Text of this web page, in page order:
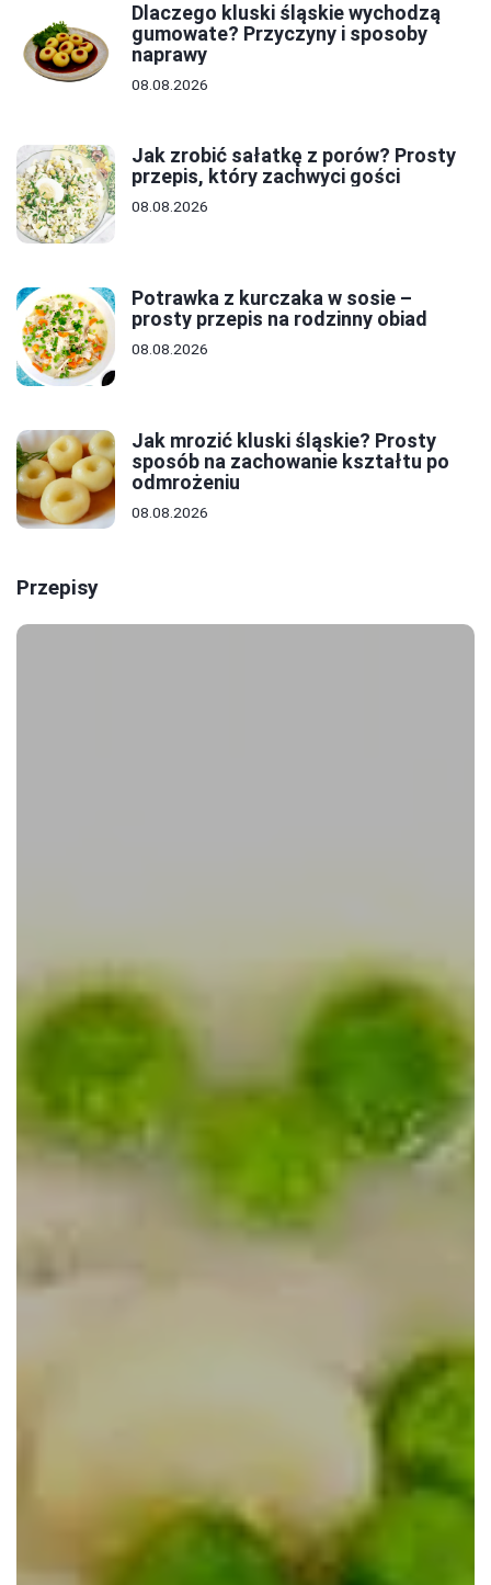
Dlaczego kluski śląskie wychodzą
gumowate? Przyczyny i sposoby
naprawy
08.08.2026
Jak zrobić sałatkę z porów? Prosty
przepis, który zachwyci gości
08.08.2026
Potrawka z kurczaka w sosie –
prosty przepis na rodzinny obiad
08.08.2026
Jak mrozić kluski śląskie? Prosty
sposób na zachowanie kształtu po
odmrożeniu
08.08.2026
Przepisy